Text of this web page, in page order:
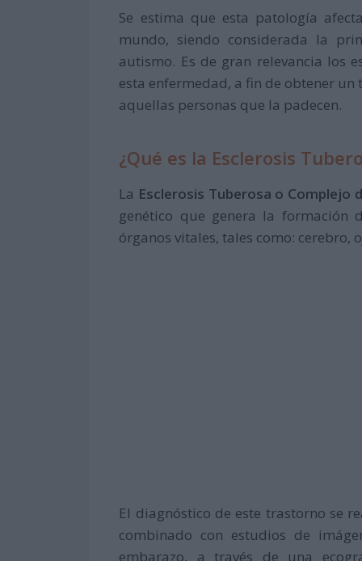
Se estima que esta patología
mundo, siendo considerada la
autismo. Es de gran relevancia los
esta enfermedad, a fin de obtener
aquellas personas que la padecen.
¿Qué es la Esclerosis
La Esclerosis Tuberosa o Complejo
genético que genera la formación
órganos vitales, tales como: cerebro,
El diagnóstico de este trastorno se
combinado con estudios de
embarazo, a través de una